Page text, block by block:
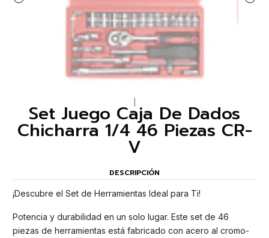
Set Juego Caja De Dados
Chicharra 1/4 46 Piezas CR-
V
DESCRIPCIÓN
¡Descubre el Set de Herramientas Ideal para Ti!
Potencia y durabilidad en un solo lugar. Este set de 46
piezas de herramientas está fabricado con acero al cromo-